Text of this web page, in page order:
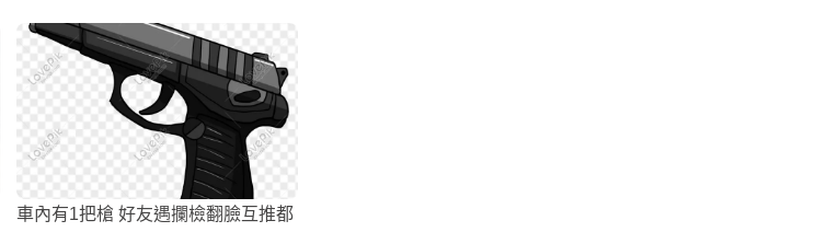
車內有1把槍 好友遇攔檢翻臉互推都